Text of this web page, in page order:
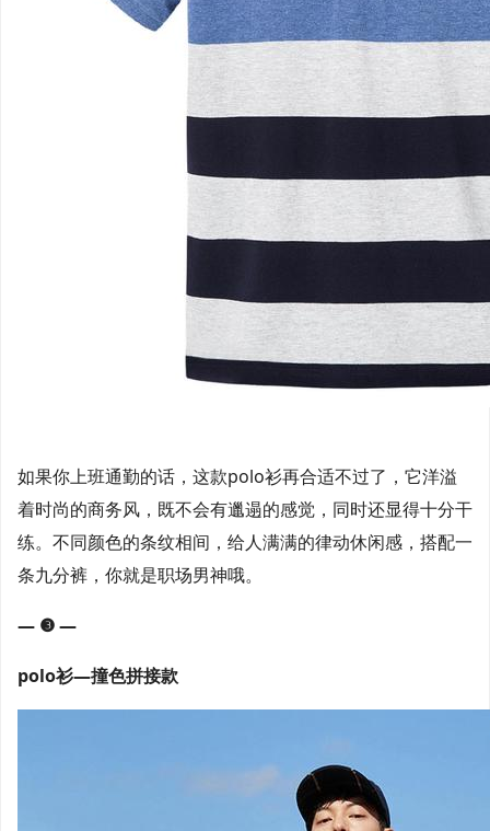
如果你上班通勤的话，这款polo衫再合适不过了，它洋溢
着时尚的商务风，既不会有邋遢的感觉，同时还显得十分干
练。不同颜色的条纹相间，给人满满的律动休闲感，搭配一
条九分裤，你就是职场男神哦。
— ❸ —
polo衫—撞色拼接款